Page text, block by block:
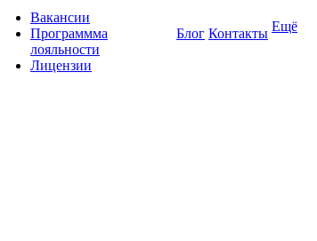
Вакансии
Программма
лояльности
Лицензии
Блог Контакты Ещё